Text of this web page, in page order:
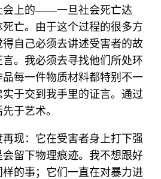
会上的——一旦社会死亡达
亡。由于这个过程的很多方
自己必须去讲述受害者的故
。我必须去寻找他们所处环
每一件物质材料都特别不一
于交到我手里的证言。通过
于艺术。
现：它在受害者身上打下强
留下物理痕迹。我不想跟好
的事；它们一直在对暴力进